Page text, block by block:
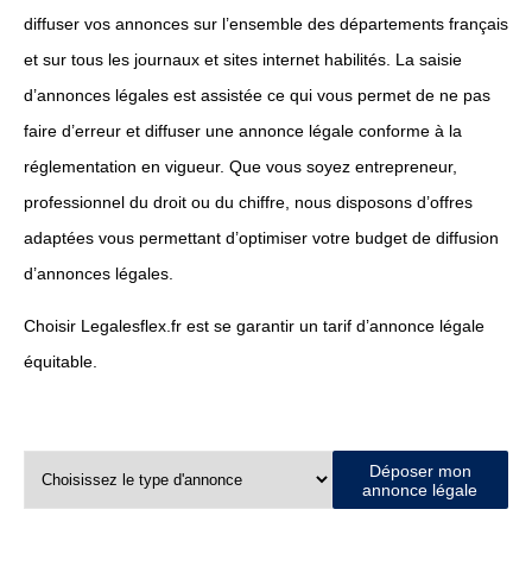
diffuser vos annonces sur l’ensemble des départements français
et sur tous les journaux et sites internet habilités. La saisie
d’annonces légales est assistée ce qui vous permet de ne pas
faire d’erreur et diffuser une annonce légale conforme à la
réglementation en vigueur. Que vous soyez entrepreneur,
professionnel du droit ou du chiffre, nous disposons d’offres
adaptées vous permettant d’optimiser votre budget de diffusion
d’annonces légales.
Choisir Legalesflex.fr est se garantir un tarif d’annonce légale
équitable.
Déposer mon
annonce légale